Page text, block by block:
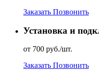
Заказать Позвонить
Установка и
от 700 руб./шт.
Заказать Позвонить